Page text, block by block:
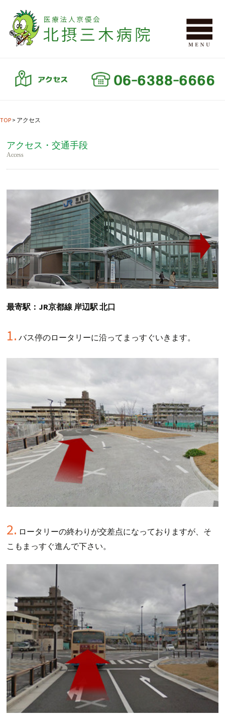
TOP > アクセス
アクセス・交通手段
Access
最寄駅：JR京都線 岸辺駅 北口
1. バス停のロータリーに沿ってまっすぐいきます。
2. ロータリーの終わりが交差点になっておりますが、そ
こもまっすぐ進んで下さい。